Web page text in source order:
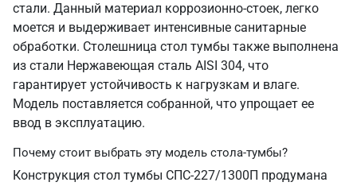
стали. Данный материал коррозионно-стоек, легко
моется и выдерживает интенсивные санитарные
обработки. Столешница стол тумбы также выполнена
из стали Нержавеющая сталь AISI 304, что
гарантирует устойчивость к нагрузкам и влаге.
Модель поставляется собранной, что упрощает ее
ввод в эксплуатацию.
Почему стоит выбрать эту модель стола-тумбы?
Конструкция стол тумбы СПС-227/1300П продумана